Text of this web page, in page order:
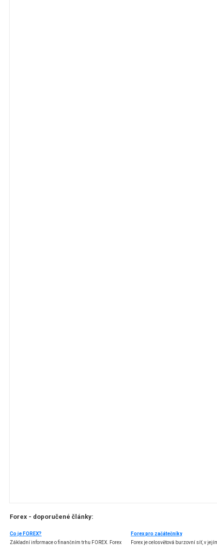
Forex - doporučené články:
Co je FOREX?
Základní informace o finančním trhu FOREX. Forex
Forex pro začátečníky
Forex je celosvětová burzovní síť, v